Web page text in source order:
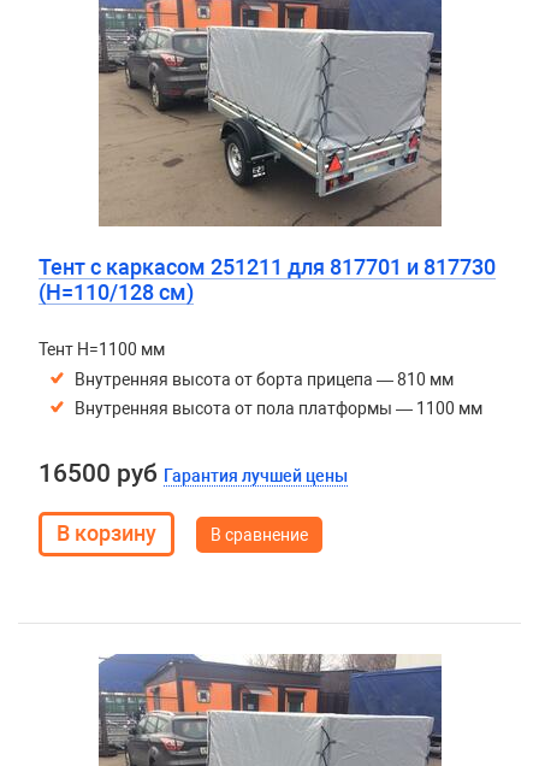
Тент с каркасом 251211 для 817701 и 817730
(H=110/128 см)
Тент H=1100 мм
Внутренняя высота от борта прицепа — 810 мм
Внутренняя высота от пола платформы — 1100 мм
16500 руб Гарантия лучшей цены
В сравнение